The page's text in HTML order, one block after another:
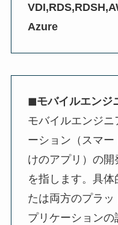
Azure
◼︎モバイルエンジ
モバイルエンジ
ーション（スマー
けのアプリ）の
を指します。具
たは両方のプラ
プリケーション